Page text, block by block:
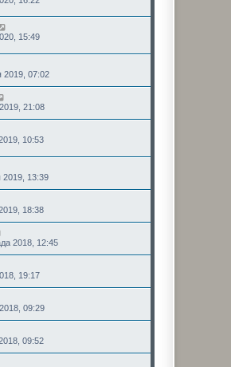
15:49
2019, 07:02
21:08
10:53
2019, 13:39
18:38
2018, 12:45
19:17
09:29
09:52